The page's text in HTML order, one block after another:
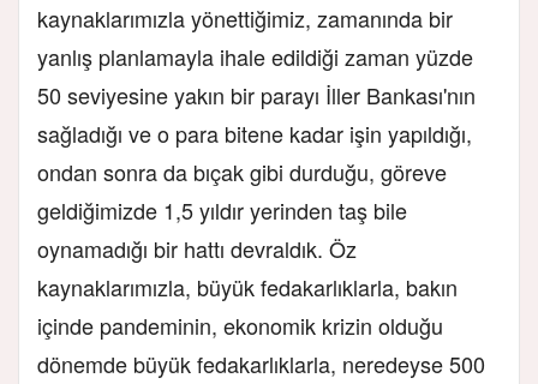
kaynaklarımızla yönettiğimiz, zamanında bir
yanlış planlamayla ihale edildiği zaman yüzde
50 seviyesine yakın bir parayı İller Bankası'nın
sağladığı ve o para bitene kadar işin yapıldığı,
ondan sonra da bıçak gibi durduğu, göreve
geldiğimizde 1,5 yıldır yerinden taş bile
oynamadığı bir hattı devraldık. Öz
kaynaklarımızla, büyük fedakarlıklarla, bakın
içinde pandeminin, ekonomik krizin olduğu
dönemde büyük fedakarlıklarla, neredeyse 500